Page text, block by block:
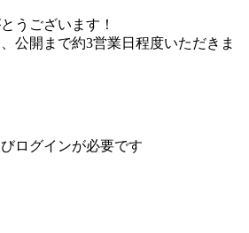
うございます！
公開まで約3営業日程度いただきま
ログインが必要です